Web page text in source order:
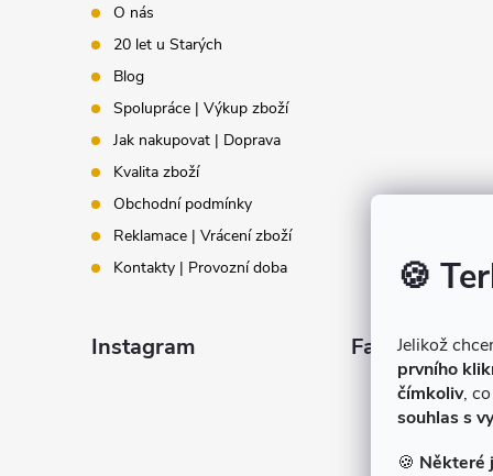
🍪
Jelikož
prvního
čímkoliv,
souhlas s
🍪 Některé
s
u
O nás
20 let u Starých
Blog
Spolupráce | Výkup zboží
Jak nakupovat | Doprava
Kvalita zboží
Obchodní podmínky
Reklamace | Vrácení zboží
Kontakty | Provozní doba
Instagram Facebook